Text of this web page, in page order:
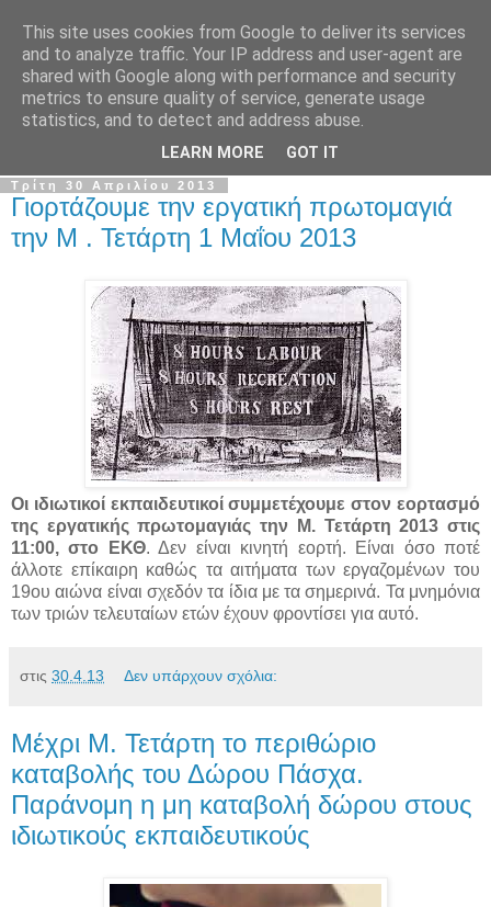
Σ.Ι.Ε.Λ.Β.Ε.
Ο επίσημος ιστότοπος του Συλλόγου Ιδιωτικών
Εκπαιδευτικών Λειτουργών Βόρειας Ελλάδας
Τρίτη 30 Απριλίου 2013
Γιορτάζουμε την εργατική πρωτομαγιά
την Μ . Τετάρτη 1 Μαΐου 2013
Οι ιδιωτικοί εκπαιδευτικοί συμμετέχουμε στον εορτασμό
της εργατικής πρωτομαγιάς την Μ. Τετάρτη 2013 στις
11:00, στο ΕΚΘ. Δεν είναι κινητή εορτή. Είναι όσο ποτέ
άλλοτε επίκαιρη καθώς τα αιτήματα των εργαζομένων του
19ου αιώνα είναι σχεδόν τα ίδια με τα σημερινά. Τα μνημόνια
των τριών τελευταίων ετών έχουν φροντίσει για αυτό.
στις 30.4.13 Δεν υπάρχουν σχόλια:
Μέχρι Μ. Τετάρτη το περιθώριο
καταβολής του Δώρου Πάσχα.
Παράνομη η μη καταβολή δώρου στους
ιδιωτικούς εκπαιδευτικούς
This site uses cookies from Google to deliver its services
and to analyze traffic. Your IP address and user-agent are
shared with Google along with performance and security
metrics to ensure quality of service, generate usage
statistics, and to detect and address abuse.
LEARN MORE GOT IT